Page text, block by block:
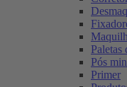
Paletas
Pós
Primer